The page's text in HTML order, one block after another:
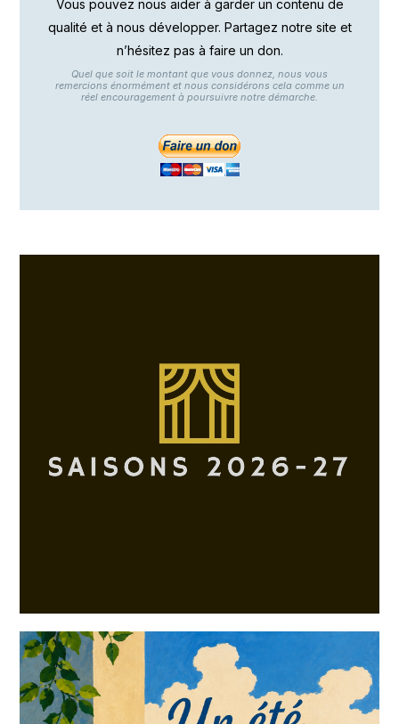
Vous pouvez nous aider à garder un contenu de
qualité et à nous développer. Partagez notre site et
n’hésitez pas à faire un don.
Quel que soit le montant que vous donnez, nous vous
remercions énormément et nous considérons cela comme un
réel encouragement à poursuivre notre démarche.